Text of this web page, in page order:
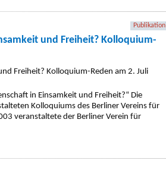
Publikation
und Freiheit? Kolloquium-
in Einsamkeit und Freiheit?“ Die
Kolloquiums des Berliner Vereins für
veranstaltete der Berliner Verein für